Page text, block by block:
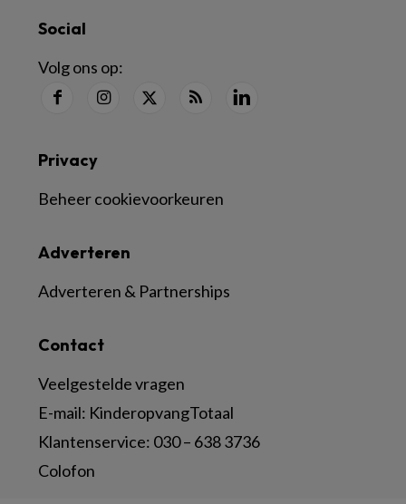
Social
Volg ons op:
Contact
Veelgestelde vragen
E-mail: KinderopvangTotaal
Klantenservice: 030 – 638 3736
Colofon
Adverteren
Adverteren & Partnerships
Privacy
Beheer cookievoorkeuren